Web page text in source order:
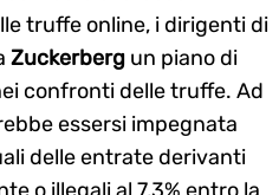
truffe online, i dirigenti di
Zuckerberg un piano di
confronti delle truffe. Ad
essersi impegnata
delle entrate derivanti